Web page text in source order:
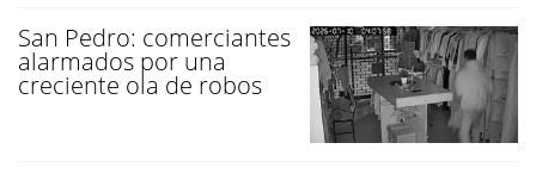
San Pedro: comerciantes
alarmados por una
creciente ola de robos